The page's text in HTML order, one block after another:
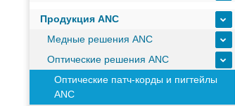
Оборудование связи и решения для
Кабели для промышленных сетей в
Продукция ANC
Медные решения ANC
Оптические решения ANC
Оптические патч-корды и пигтейлы
ANC